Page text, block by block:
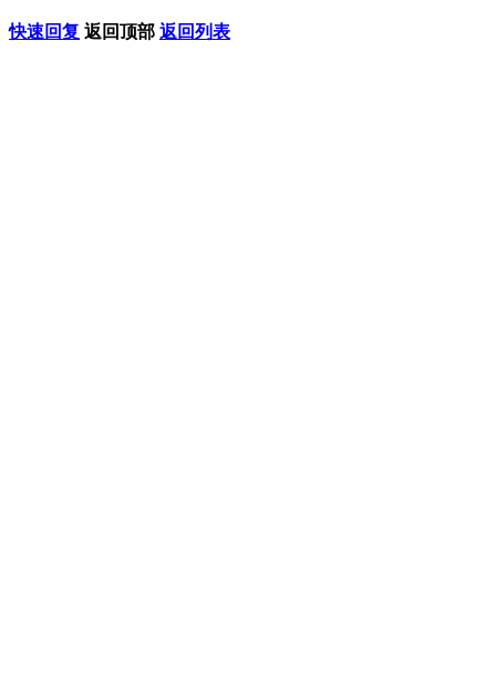
快速回复 返回顶部 返回列表